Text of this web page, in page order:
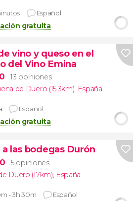
Español
gratuita
vino y queso en el
del Vino Emina
13 opiniones
de Duero (15.3km), España
Español
gratuita
las bodegas Durón
5 opiniones
Duero (17km), España
- 3h 30m Español